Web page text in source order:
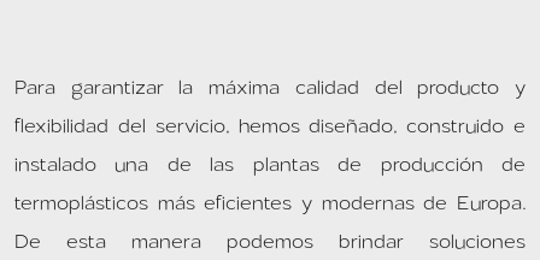
Para garantizar la máxima calidad del producto y
flexibilidad del servicio, hemos diseñado, construido e
instalado una de las plantas de producción de
termoplásticos más eficientes y modernas de Europa.
De esta manera podemos brindar soluciones